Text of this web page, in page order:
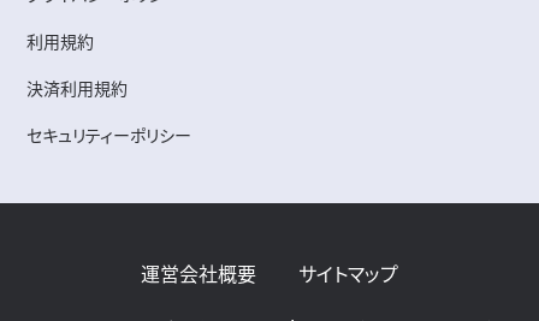
利用規約
決済利用規約
セキュリティーポリシー
運営会社概要
サイトマップ